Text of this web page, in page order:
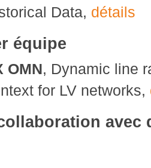
Data, détails
équipe
OMN, Dynamic line
for LV networks,
avec